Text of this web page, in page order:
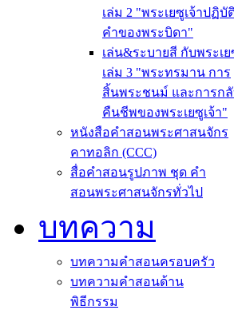
เล่ม 2 "พระเยซูเจ้าปฏิบั
คำของพระบิดา"
เล่น&ระบายสี กับพระเย
เล่ม 3 "พระทรมาน การ
สิ้นพระชนม์ และการก
คืนชีพของพระเยซูเจ้า"
หนังสือคำสอนพระศาสนจักร
คาทอลิก (CCC)
สื่อคำสอนรูปภาพ ชุด คำ
สอนพระศาสนจักรทั่วไป
บทความ
บทความคำสอนครอบครัว
บทความคำสอนด้าน
พิธีกรรม